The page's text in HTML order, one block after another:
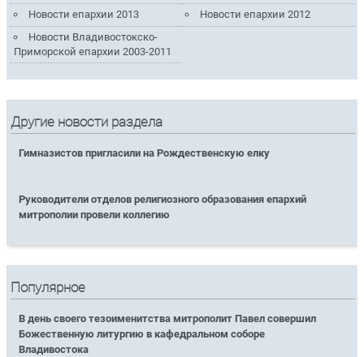
Новости епархии 2013
Новости епархии 2012
Новости Владивостокско-
Приморской епархии 2003-2011
Другие новости раздела
Гимназистов пригласили на Рождественскую елку
Руководители отделов религиозного образования епархий
митрополии провели коллегию
Популярное
В день своего тезоименитства митрополит Павел совершил
Божественную литургию в кафедральном соборе
Владивостока